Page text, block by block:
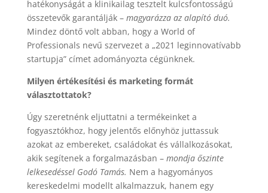
hatékonyságát a klinikailag tesztelt kulcsfontosságú
összetevők garantálják – magyarázza az alapító duó.
Mindez döntő volt abban, hogy a World of
Professionals nevű szervezet a „2021 leginnovatívabb
startupja” címet adományozta cégünknek.
Milyen értékesítési és marketing formát
választottatok?
Úgy szeretnénk eljuttatni a termékeinket a
fogyasztókhoz, hogy jelentős előnyhöz juttassuk
azokat az embereket, családokat és vállalkozásokat,
akik segítenek a forgalmazásban – mondja őszinte
lelkesedéssel Godó Tamás. Nem a hagyományos
kereskedelmi modellt alkalmazzuk, hanem egy